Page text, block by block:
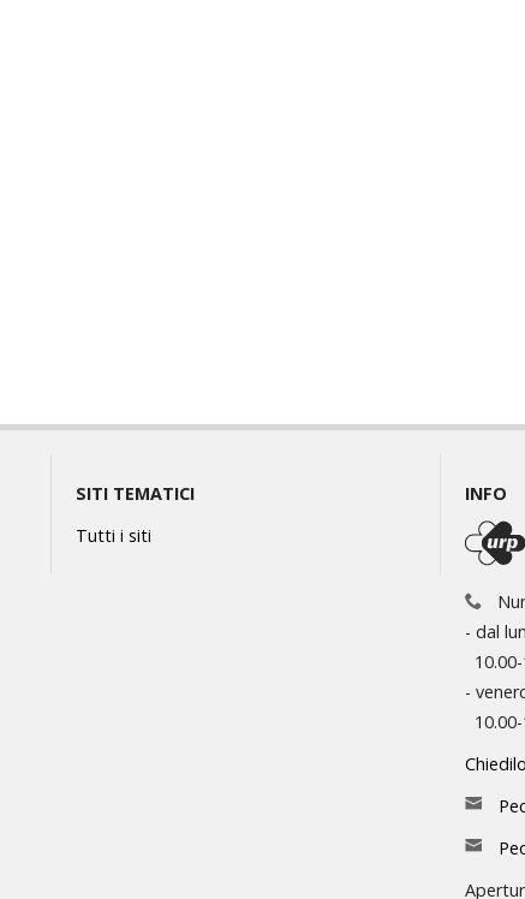
SITI TEMATICI
Tutti i siti
INFO
- dal
-